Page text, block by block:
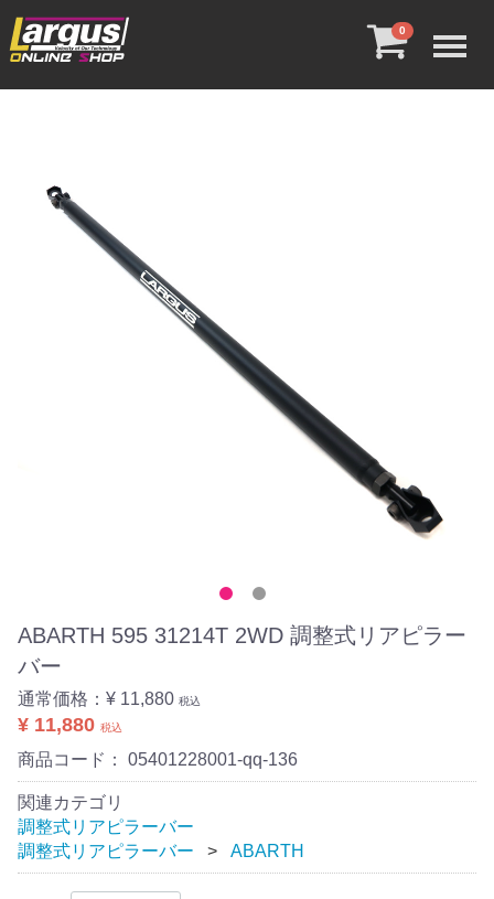
0
ABARTH 595 31214T 2WD 調整式リアピラー
バー
通常価格： ¥ 11,880 税込
¥ 11,880 税込
商品コード： 05401228001-qq-136
関連カテゴリ
調整式リアピラーバー
調整式リアピラーバー
ABARTH